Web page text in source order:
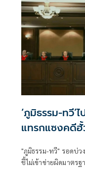
‘ภูมิธรรม-ทวี’
แทรกแซงคดีฮั้
"ภูมิธรรม-ทวี" รอดบ่ว
ชี้ไม่เข้าข่ายผิดมาตรฐ